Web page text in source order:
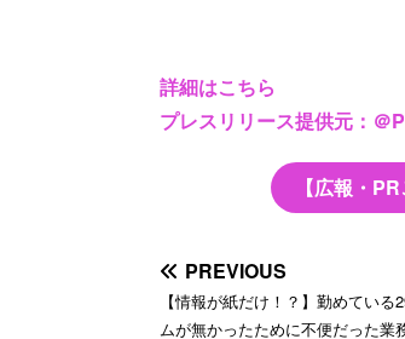
詳細はこちら
プレスリリース提供元：＠
【広報・
PREVIOUS
【情報が紙だけ！？】勤めてい
ムが無かったために不便だった業